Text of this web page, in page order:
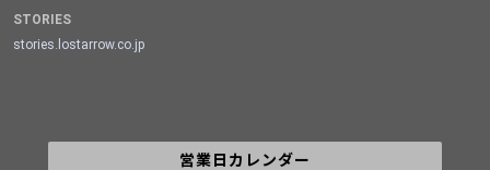
STORIES
stories.lostarrow.co.jp
営業日カレンダー